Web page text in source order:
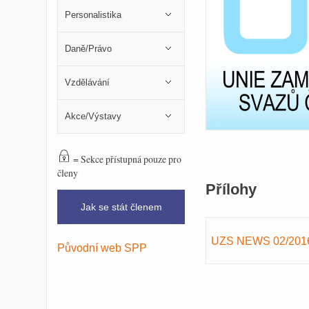
Personalistika
Daně/Právo
Vzdělávání
Akce/Výstavy
= Sekce přístupná pouze pro
členy
Jak se stát členem
Původní web SPP
Přílohy
UZS NEWS 02/